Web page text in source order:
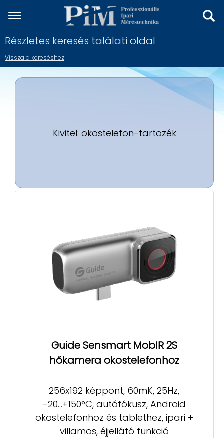
Részletes keresés találati oldal
Vissza a kereséshez
Kivitel: okostelefon-tartozék
Guide Sensmart MobIR 2S
hőkamera okostelefonhoz
256x192 képpont, 60mK, 25Hz,
-20...+150°C, autófókusz, Android
okostelefonhoz és tablethez, ipari +
villamos, éjjellátó funkció